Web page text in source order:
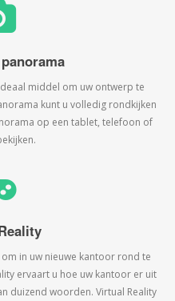
middel om uw ontwerp te
kunt u volledig rondkijken
op een tablet, telefoon of
in uw nieuwe kantoor rond te
ervaart u hoe uw kantoor er uit
duizend woorden. Virtual Reality